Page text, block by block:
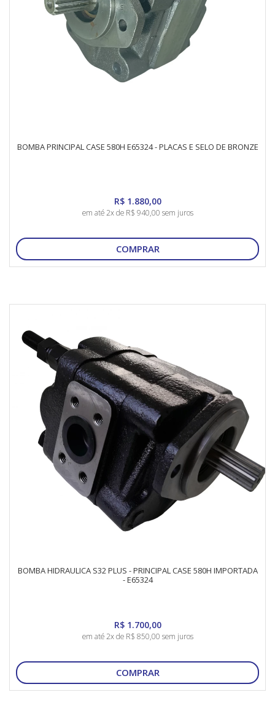
BOMBA PRINCIPAL CASE 580H E65324 - PLACAS E SELO DE BRONZE
R$ 1.880,00
em até 2x de R$ 940,00 sem juros
COMPRAR
BOMBA HIDRAULICA S32 PLUS - PRINCIPAL CASE 580H IMPORTADA
- E65324
R$ 1.700,00
em até 2x de R$ 850,00 sem juros
COMPRAR